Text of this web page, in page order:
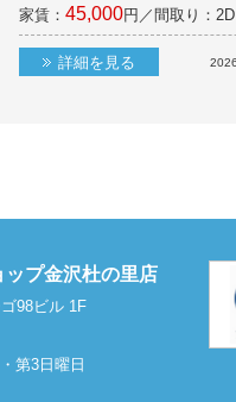
家賃： 45,000円／間取り：
詳細を見る
プ金沢杜の里店
98ビル 1F
第3日曜日